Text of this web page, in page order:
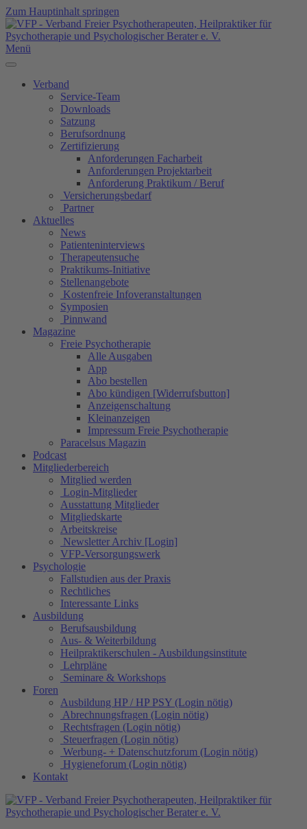
Zum Hauptinhalt springen
Menü
Verband
Service-Team
Downloads
Satzung
Berufsordnung
Zertifizierung
Anforderungen Facharbeit
Anforderungen Projektarbeit
Anforderung Praktikum / Beruf
Versicherungsbedarf
Partner
Aktuelles
News
Patienteninterviews
Therapeutensuche
Praktikums-Initiative
Stellenangebote
Kostenfreie Infoveranstaltungen
Symposien
Pinnwand
Magazine
Freie Psychotherapie
Alle Ausgaben
App
Abo bestellen
Abo kündigen [Widerrufsbutton]
Anzeigenschaltung
Kleinanzeigen
Impressum Freie Psychotherapie
Paracelsus Magazin
Podcast
Mitgliederbereich
Mitglied werden
Login-Mitglieder
Ausstattung Mitglieder
Mitgliedskarte
Arbeitskreise
Newsletter Archiv [Login]
VFP-Versorgungswerk
Psychologie
Fallstudien aus der Praxis
Rechtliches
Interessante Links
Ausbildung
Berufsausbildung
Aus- & Weiterbildung
Heilpraktikerschulen - Ausbildungsinstitute
Lehrpläne
Seminare & Workshops
Foren
Ausbildung HP / HP PSY (Login nötig)
Abrechnungsfragen (Login nötig)
Rechtsfragen (Login nötig)
Steuerfragen (Login nötig)
Werbung- + Datenschutzforum (Login nötig)
Hygieneforum (Login nötig)
Kontakt